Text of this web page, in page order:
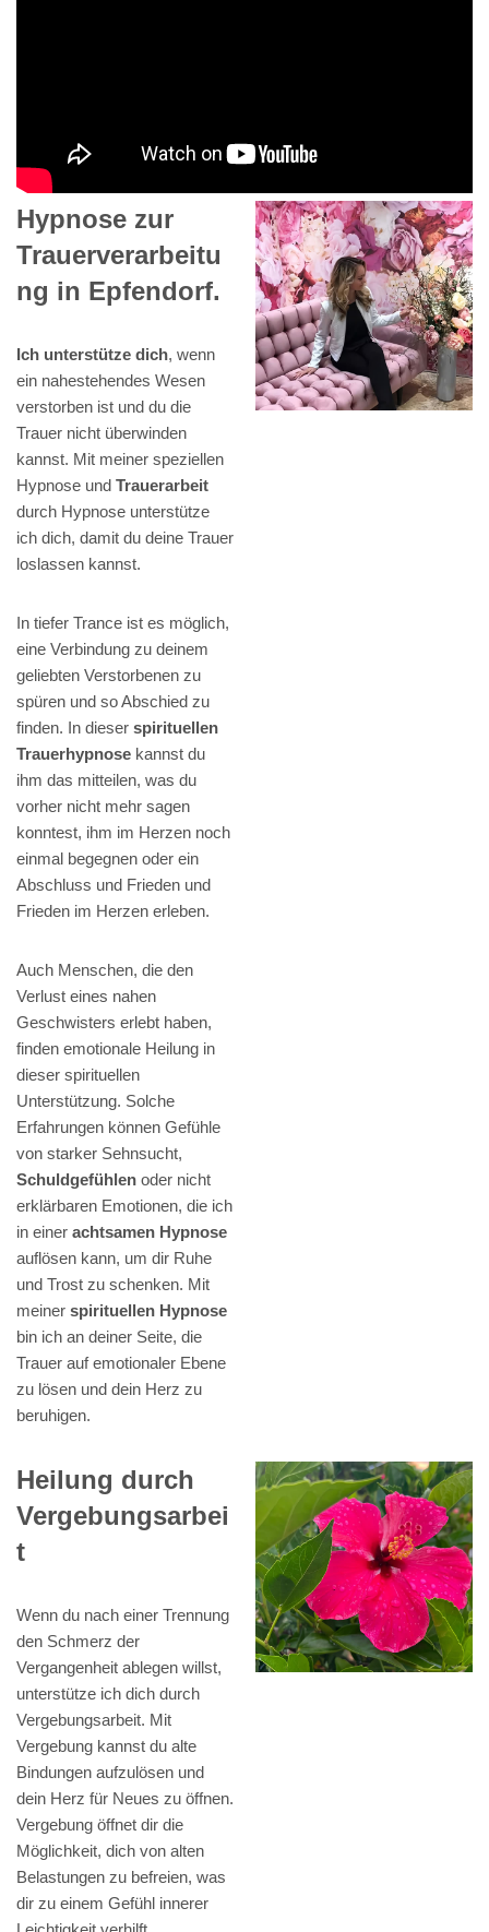
Hypnose zur
Trauerverarbeitu
ng in Epfendorf.
Ich unterstütze dich, wenn
ein nahestehendes Wesen
verstorben ist und du die
Trauer nicht überwinden
kannst. Mit meiner speziellen
Hypnose und Trauerarbeit
durch Hypnose unterstütze
ich dich, damit du deine Trauer
loslassen kannst.
In tiefer Trance ist es möglich,
eine Verbindung zu deinem
geliebten Verstorbenen zu
spüren und so Abschied zu
finden. In dieser spirituellen
Trauerhypnose kannst du
ihm das mitteilen, was du
vorher nicht mehr sagen
konntest, ihm im Herzen noch
einmal begegnen oder ein
Abschluss und Frieden und
Frieden im Herzen erleben.
Auch Menschen, die den
Verlust eines nahen
Geschwisters erlebt haben,
finden emotionale Heilung in
dieser spirituellen
Unterstützung. Solche
Erfahrungen können Gefühle
von starker Sehnsucht,
Schuldgefühlen oder nicht
erklärbaren Emotionen, die ich
in einer achtsamen Hypnose
auflösen kann, um dir Ruhe
und Trost zu schenken. Mit
meiner spirituellen Hypnose
bin ich an deiner Seite, die
Trauer auf emotionaler Ebene
zu lösen und dein Herz zu
beruhigen.
Heilung durch
Vergebungsarbei
t
Wenn du nach einer Trennung
den Schmerz der
Vergangenheit ablegen willst,
unterstütze ich dich durch
Vergebungsarbeit. Mit
Vergebung kannst du alte
Bindungen aufzulösen und
dein Herz für Neues zu öffnen.
Vergebung öffnet dir die
Möglichkeit, dich von alten
Belastungen zu befreien, was
dir zu einem Gefühl innerer